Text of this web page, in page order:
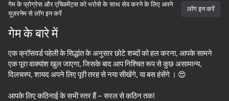
गेम के प्रोग्रेस और एचिवमेंट्स को भरोसे के साथ सेव करने के लिए अपने
यूज़रनेम से लॉग इन करें
लॉग इन करें
गेम के बारे में
एक क्रॉसवर्ड पहेली के सिद्धांत के अनुसार छोटे शब्दों को हल करना, आपके सामने
एक पूरा वाक्यांश खुल जाएगा, जिसके बाद आप निश्चित रूप से कुछ असामान्य,
दिलचस्प, शायद अपने लिए पूरी तरह से नया सीखेंगे, या बस हंसेंगे । 😍
आपके लिए कठिनाई के सभी स्तर हैं – सरल से कठिन तक!